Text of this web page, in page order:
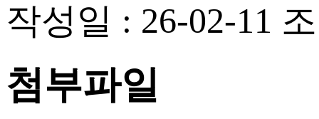
작성일 : 26-02-11
첨부파일